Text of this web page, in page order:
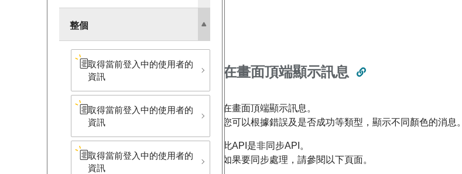
整個
取得當前登入中的使用者的
資訊
取得當前登入中的使用者的
資訊
取得當前登入中的使用者的
資訊
在畫面頂端顯示訊息
在畫面頂端顯示訊息。
您可以根據錯誤及是否成功等類型，顯示不同顏色的消息。
此API是非同步API。
如果要同步處理，請參閱以下頁面。